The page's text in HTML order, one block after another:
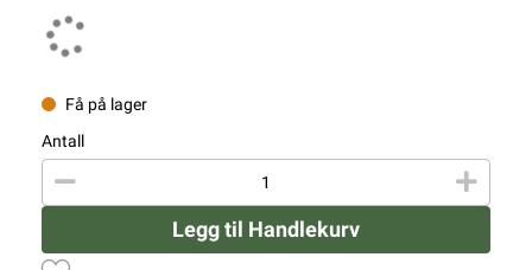
Få på lager
Antall
Legg til Handlekurv